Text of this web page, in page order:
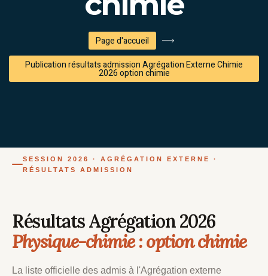
Page d'accueil
Publication résultats admission Agrégation Externe Chimie
2026 option chimie
SESSION 2026 · AGRÉGATION EXTERNE ·
RÉSULTATS ADMISSION
Résultats Agrégation 2026
Physique-chimie : option chimie
La liste officielle des admis à l'Agrégation externe